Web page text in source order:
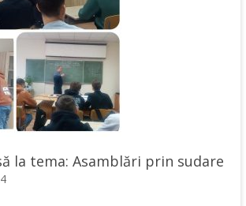
la tema: Asamblări prin sudare